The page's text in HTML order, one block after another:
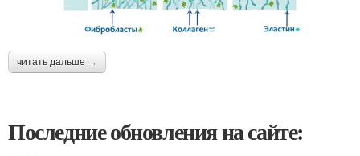
читать дальше →
Последние обновления на сайте: